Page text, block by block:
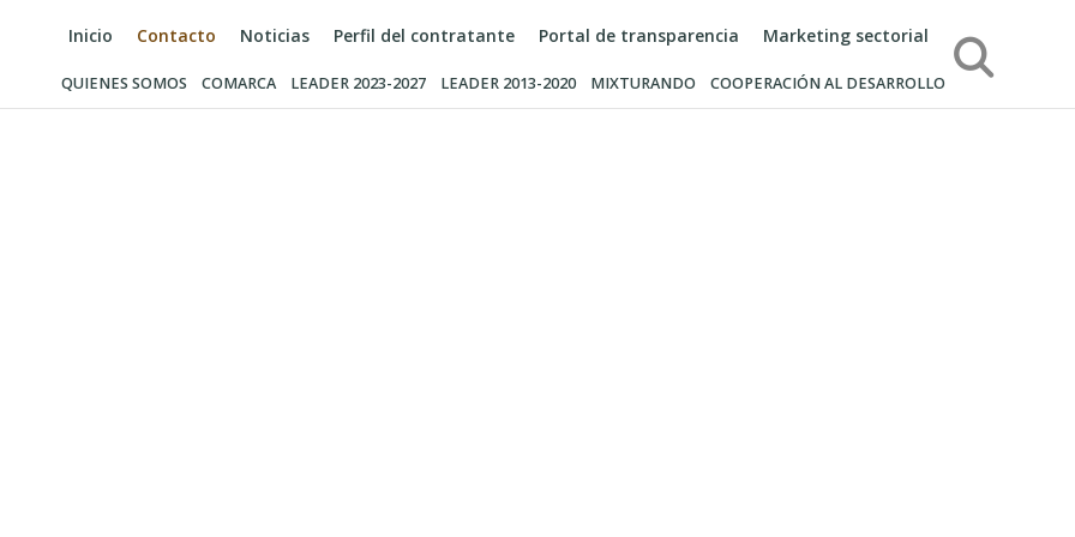
Inicio Contacto Noticias Perfil del contratante Portal de transparencia Marketing sectorial
QUIENES SOMOS COMARCA LEADER 2023-2027 LEADER 2013-2020 MIXTURANDO COOPERACIÓN AL DESARROLLO
Búsqueda